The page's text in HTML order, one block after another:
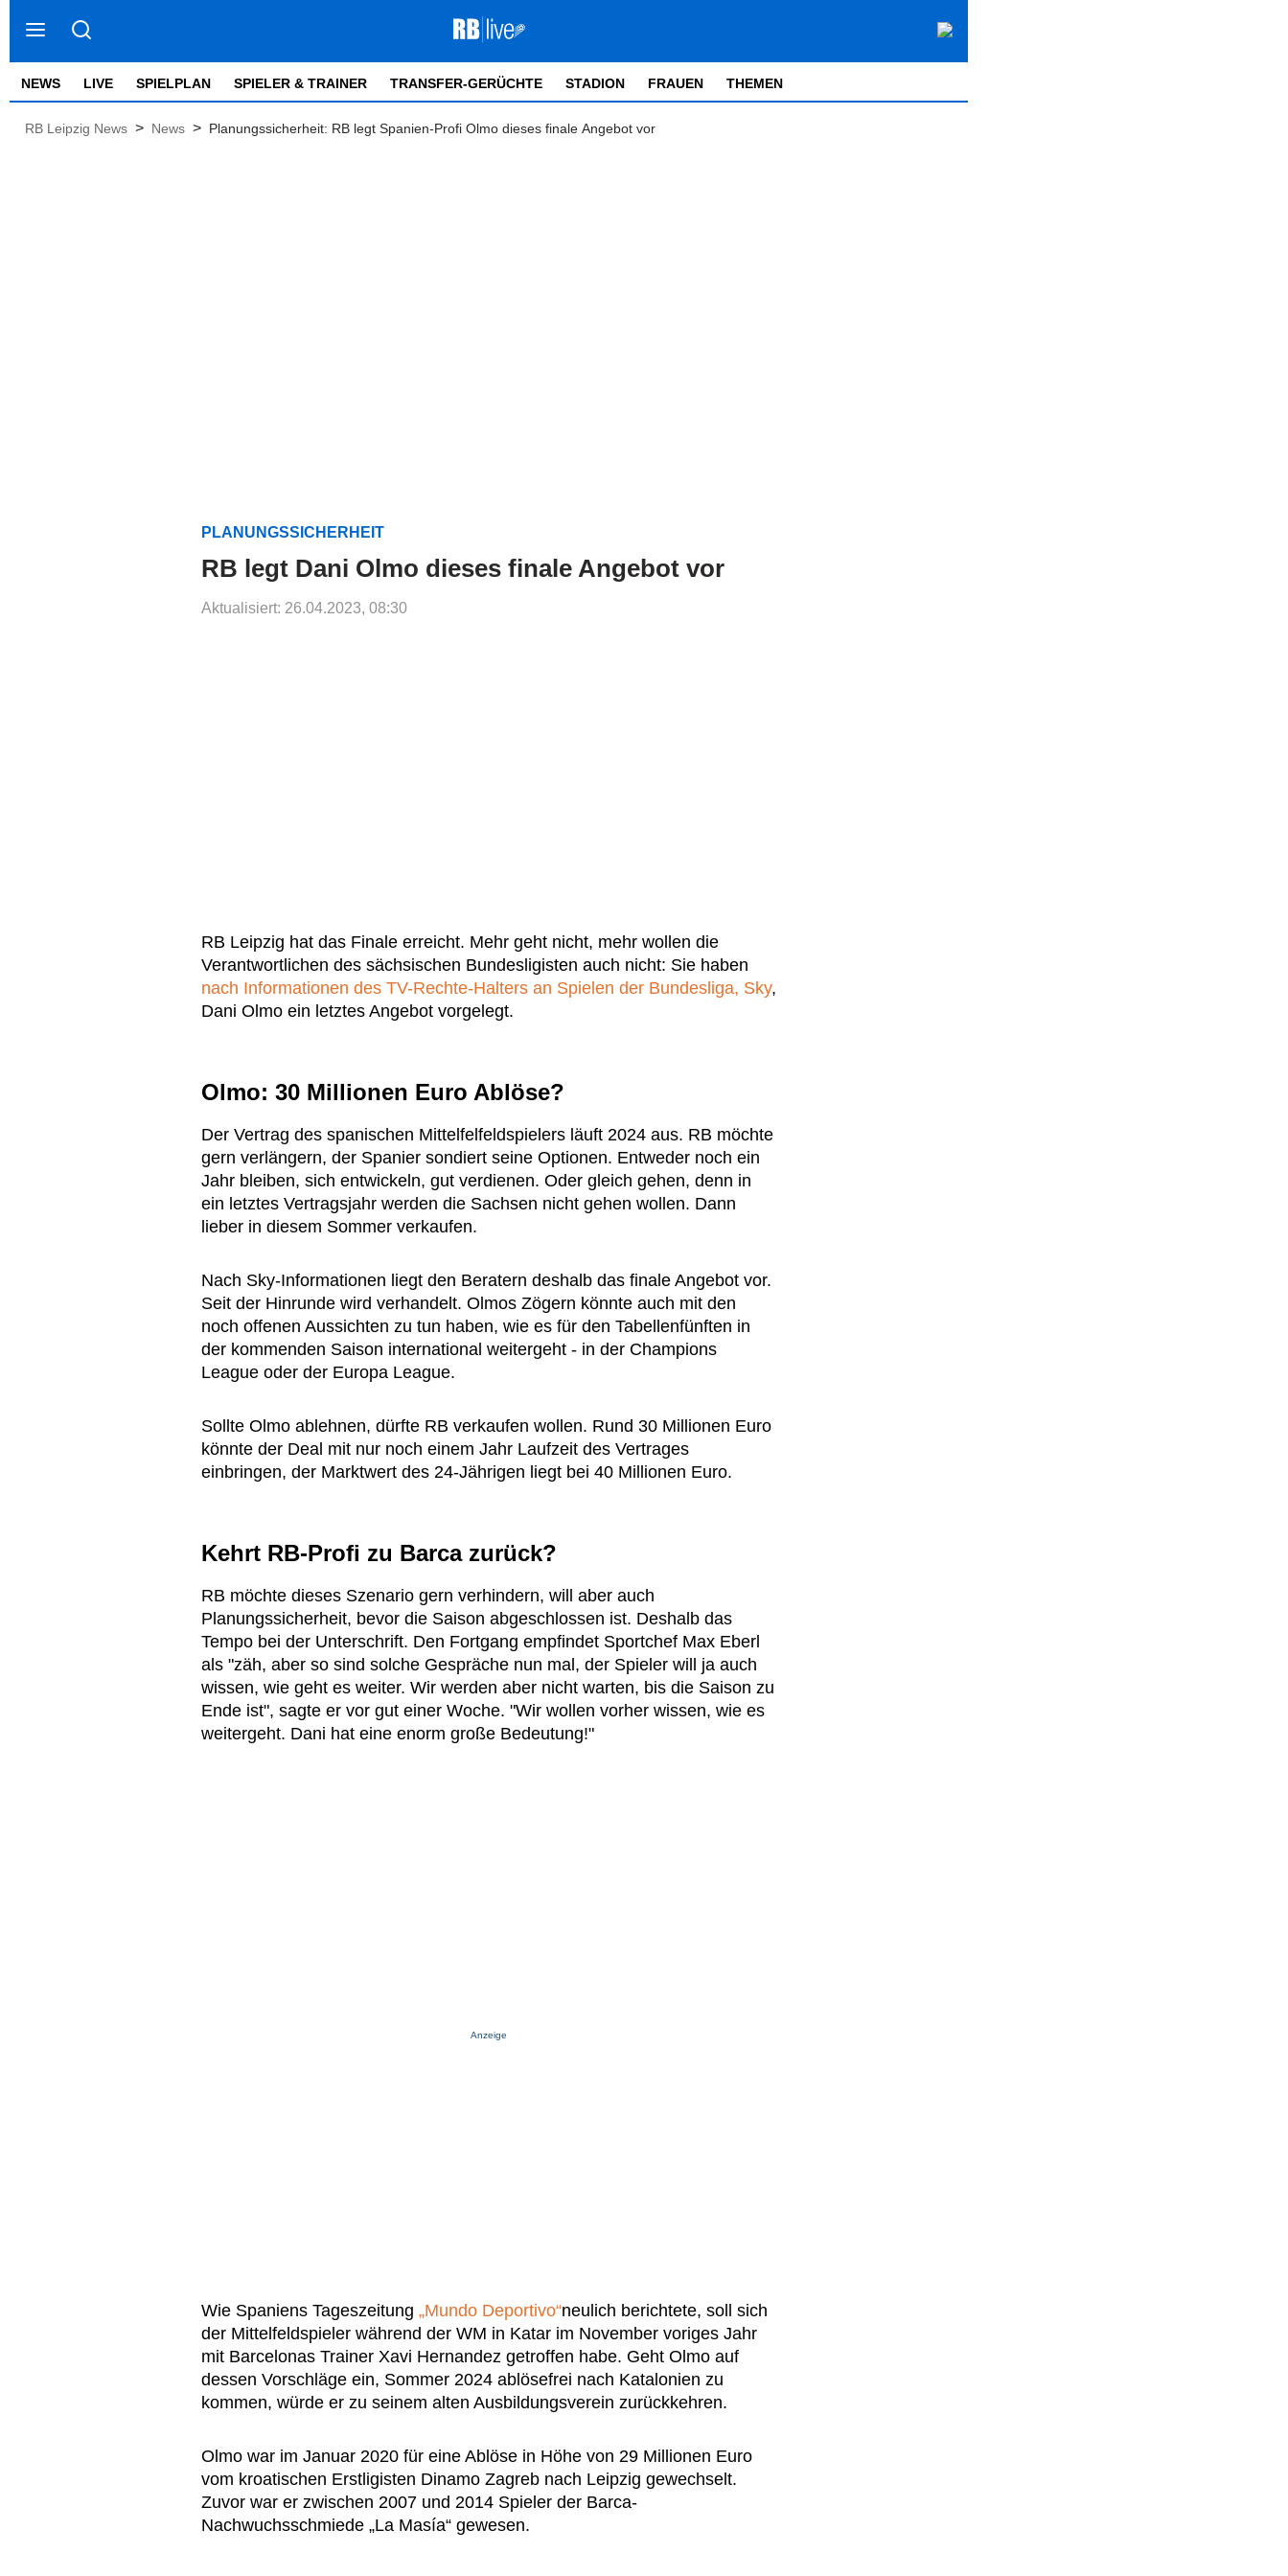
NEWS LIVE SPIELPLAN SPIELER & TRAINER TRANSFER-GERÜCHTE STADION FRAUEN THEMEN
RB Leipzig News > News > Planungssicherheit: RB legt Spanien-Profi Olmo dieses finale Angebot vor
PLANUNGSSICHERHEIT
RB legt Dani Olmo dieses finale Angebot vor
Aktualisiert: 26.04.2023, 08:30
RB Leipzig hat das Finale erreicht. Mehr geht nicht, mehr wollen die
Verantwortlichen des sächsischen Bundesligisten auch nicht: Sie haben
nach Informationen des TV-Rechte-Halters an Spielen der Bundesliga, Sky,
Dani Olmo ein letztes Angebot vorgelegt.
Olmo: 30 Millionen Euro Ablöse?
Der Vertrag des spanischen Mittelfelfeldspielers läuft 2024 aus. RB möchte
gern verlängern, der Spanier sondiert seine Optionen. Entweder noch ein
Jahr bleiben, sich entwickeln, gut verdienen. Oder gleich gehen, denn in
ein letztes Vertragsjahr werden die Sachsen nicht gehen wollen. Dann
lieber in diesem Sommer verkaufen.
Nach Sky-Informationen liegt den Beratern deshalb das finale Angebot vor.
Seit der Hinrunde wird verhandelt. Olmos Zögern könnte auch mit den
noch offenen Aussichten zu tun haben, wie es für den Tabellenfünften in
der kommenden Saison international weitergeht - in der Champions
League oder der Europa League.
Sollte Olmo ablehnen, dürfte RB verkaufen wollen. Rund 30 Millionen Euro
könnte der Deal mit nur noch einem Jahr Laufzeit des Vertrages
einbringen, der Marktwert des 24-Jährigen liegt bei 40 Millionen Euro.
Kehrt RB-Profi zu Barca zurück?
RB möchte dieses Szenario gern verhindern, will aber auch
Planungssicherheit, bevor die Saison abgeschlossen ist. Deshalb das
Tempo bei der Unterschrift. Den Fortgang empfindet Sportchef Max Eberl
als "zäh, aber so sind solche Gespräche nun mal, der Spieler will ja auch
wissen, wie geht es weiter. Wir werden aber nicht warten, bis die Saison zu
Ende ist", sagte er vor gut einer Woche. "Wir wollen vorher wissen, wie es
weitergeht. Dani hat eine enorm große Bedeutung!"
Anzeige
Wie Spaniens Tageszeitung „Mundo Deportivo“neulich berichtete, soll sich
der Mittelfeldspieler während der WM in Katar im November voriges Jahr
mit Barcelonas Trainer Xavi Hernandez getroffen habe. Geht Olmo auf
dessen Vorschläge ein, Sommer 2024 ablösefrei nach Katalonien zu
kommen, würde er zu seinem alten Ausbildungsverein zurückkehren.
Olmo war im Januar 2020 für eine Ablöse in Höhe von 29 Millionen Euro
vom kroatischen Erstligisten Dinamo Zagreb nach Leipzig gewechselt.
Zuvor war er zwischen 2007 und 2014 Spieler der Barca-
Nachwuchsschmiede „La Masía“ gewesen.